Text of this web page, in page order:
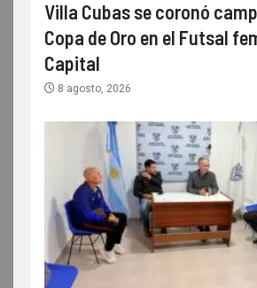
Villa Cubas se coronó
Copa de Oro en el Futsal
Capital
8 agosto, 2026